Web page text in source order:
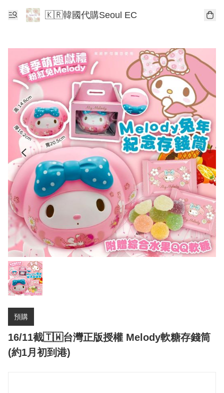
🇰🇷韓國代購Seoul EC
預購
16/11截🇹🇼台灣正版授權 Melody軟糖存錢筒
(約1月初到港)